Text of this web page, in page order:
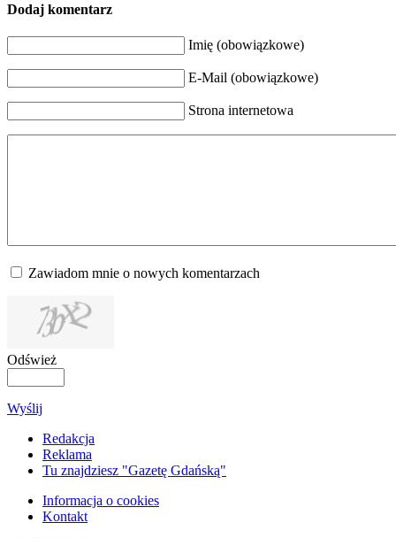
Dodaj komentarz
Imię (obowiązkowe)
E-Mail (obowiązkowe)
Strona internetowa
Zawiadom mnie o nowych komentarzach
Odśwież
Wyślij
Redakcja
Reklama
Tu znajdziesz "Gazetę Gdańską"
Informacja o cookies
Kontakt